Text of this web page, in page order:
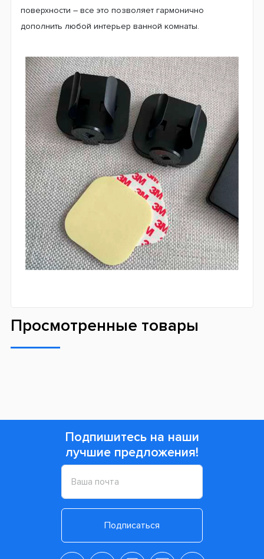
поверхности – все это позволяет гармонично
дополнить любой интерьер ванной комнаты.
Просмотренные товары
Подпишитесь на наши
лучшие предложения!
Подписаться